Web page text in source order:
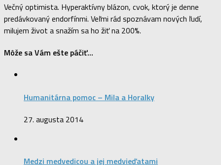
Večný optimista. Hyperaktívny blázon, cvok, ktorý je denne
predávkovaný endorfínmi. Veľmi rád spoznávam nových ľudí,
milujem život a snažím sa ho žiť na 200%.
Môže sa Vám ešte páčiť...
Humanitárna pomoc – Mila a Horalky
27. augusta 2014
Medzi medvedicou a jej medvieďatami